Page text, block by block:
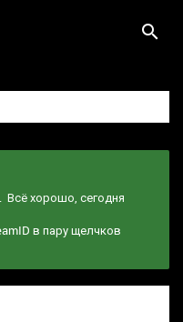
. Всё хорошо, сегодня
в пару щелчков